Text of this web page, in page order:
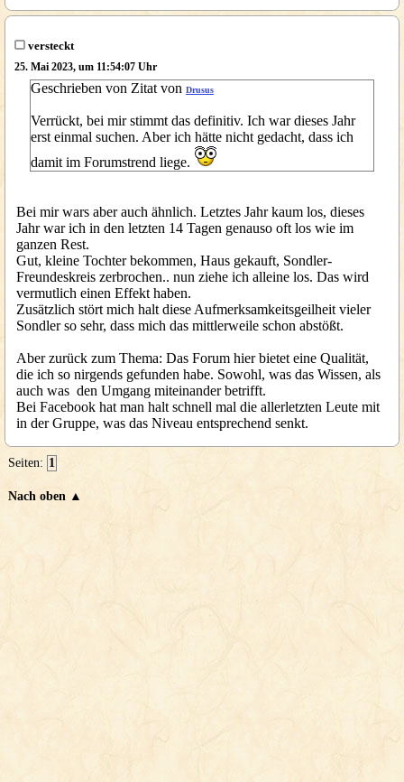
versteckt
25. Mai 2023, um 11:54:07 Uhr
Geschrieben von Zitat von Drusus
Verrückt, bei mir stimmt das definitiv. Ich war dieses Jahr
erst einmal suchen. Aber ich hätte nicht gedacht, dass ich
damit im Forumstrend liege.
Bei mir wars aber auch ähnlich. Letztes Jahr kaum los, dieses
Jahr war ich in den letzten 14 Tagen genauso oft los wie im
ganzen Rest.
Gut, kleine Tochter bekommen, Haus gekauft, Sondler-
Freundeskreis zerbrochen.. nun ziehe ich alleine los. Das wird
vermutlich einen Effekt haben.
Zusätzlich stört mich halt diese Aufmerksamkeitsgeilheit vieler
Sondler so sehr, dass mich das mittlerweile schon abstößt.
Aber zurück zum Thema: Das Forum hier bietet eine Qualität,
die ich so nirgends gefunden habe. Sowohl, was das Wissen, als
auch was den Umgang miteinander betrifft.
Bei Facebook hat man halt schnell mal die allerletzten Leute mit
in der Gruppe, was das Niveau entsprechend senkt.
Seiten: 1
Nach oben ▲